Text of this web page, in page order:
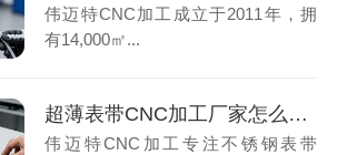
伟迈特CNC加工成立于2011年，拥
有14,000㎡...
超薄表带CNC加工厂家怎么选？看5项精度指标与批量一致性案例
伟迈特CNC加工专注不锈钢表带